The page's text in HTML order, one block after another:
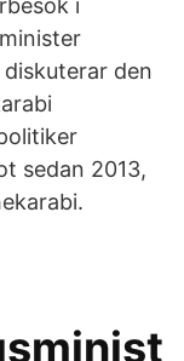
i
den
sedan 2013,